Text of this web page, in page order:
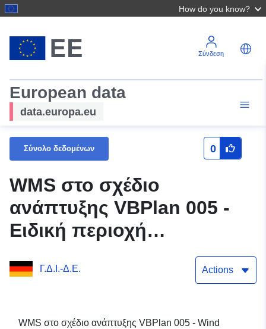
How do you know?
Σύνδεση
European data
data.europa.eu
Σύνολο δεδομένων 0
WMS στο σχέδιο
ανάπτυξης VBPlan 005 -
Ειδική περιοχή
(καταγωγής) ανέμου του
δήμου Bad Zwischenahn
Γ.Δ.Ι.-Δ.Ε. Actions
WMS στο σχέδιο ανάπτυξης VBPlan 005 - Wind